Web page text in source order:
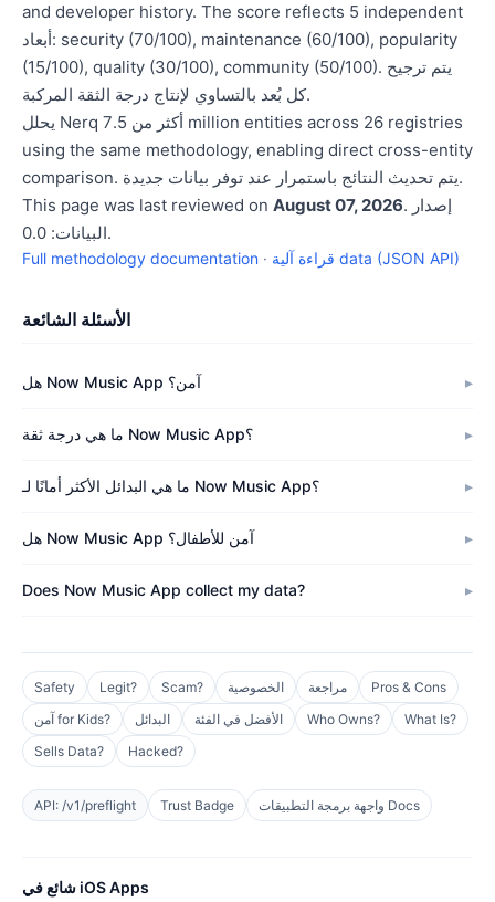
and developer history. The score reflects 5 independent
أبعاد: security (70/100), maintenance (60/100), popularity
(15/100), quality (30/100), community (50/100). يتم ترجيح
كل بُعد بالتساوي لإنتاج درجة الثقة المركبة.
يحلل Nerq أكثر من 7.5 million entities across 26 registries
using the same methodology, enabling direct cross-entity
comparison. يتم تحديث النتائج باستمرار عند توفر بيانات جديدة.
This page was last reviewed on August 07, 2026. إصدار
البيانات: 0.0.
Full methodology documentation · قراءة آلية data (JSON API)
الأسئلة الشائعة
هل Now Music App آمن؟
ما هي درجة ثقة Now Music App؟
ما هي البدائل الأكثر أمانًا لـ Now Music App؟
هل Now Music App آمن للأطفال؟
Does Now Music App collect my data?
Safety Legit? Scam? الخصوصية مراجعة
Pros & Cons
آمن for Kids?
البدائل الأفضل في الفئة Who Owns?
What Is?
Sells Data?
Hacked?
API: /v1/preflight Trust Badge واجهة برمجة التطبيقات Docs
شائع في iOS Apps